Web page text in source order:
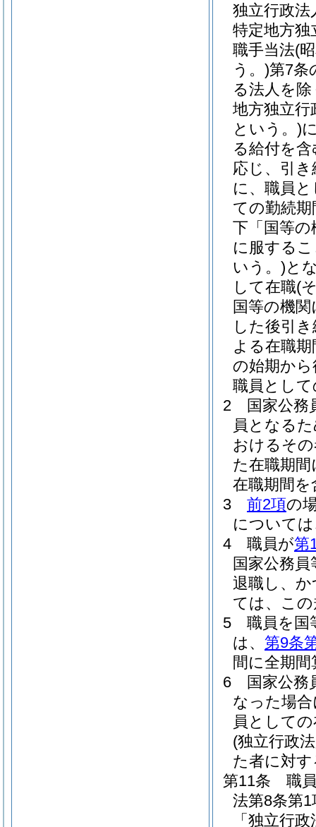
独立行政法
特定地方独
職手当法(
う。)第7条
る法人を
地方独立行
という。)
る給付を含
応じ、引
に、職員
ての勤続
下「国等
に服する
いう。)と
して在職(
国等の機
した後引
よる在職
の始期か
職員とし
2
国家公務
員となる
おけるそ
た在職期
在職期間
3
前2項の
について
4
職員が第
国家公務
退職し、
ては、こ
5
職員を国
は、 第9条
間に全期
6
国家公
なった場
員として
(独立行政
た者に対
第11条
職
法第8条第
「独立行